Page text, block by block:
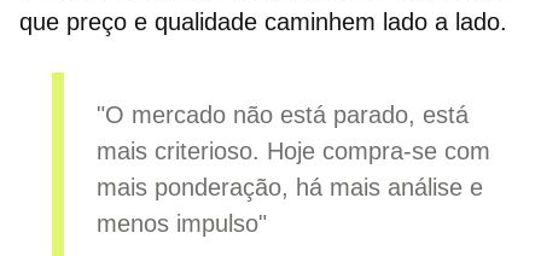
que preço e qualidade caminhem lado a lado.
"O mercado não está parado, está
mais criterioso. Hoje compra-se com
mais ponderação, há mais análise e
menos impulso"